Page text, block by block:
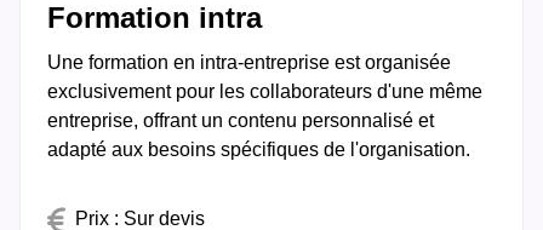
Formation intra
Une formation en intra-entreprise est organisée
exclusivement pour les collaborateurs d'une même
entreprise, offrant un contenu personnalisé et
adapté aux besoins spécifiques de l'organisation.
Prix : Sur devis